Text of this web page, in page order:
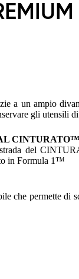
a un ampio
gli utensili
del
in Formula 1™
che permette di